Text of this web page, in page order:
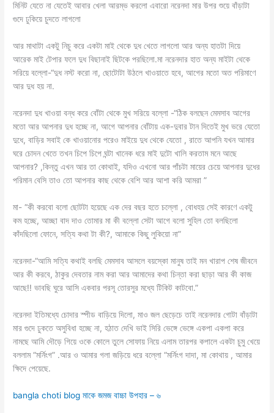
মিনিট যেতে না যেতেই আবার খেলা আরম্ভ করলো এবারো নরেনদা মার উপর শুয়ে বাঁড়াটা
গুদে ঢুকিয়ে চুদতে লাগলো
আর মাথাটা একটু নিচু করে একটা মাই থেকে দুধ খেতে লাগলো আর অন্য হাতটা দিয়ে
আরেক মাই টেপার ফলে দুধ বিছানাই ছিটকে পরছিলো.মা নরেনদার হাত অন্য মাইটা থেকে
সরিয়ে বল্লো-“দুধ নস্ট করো না, ছোটোটা উঠলে খাওয়াতে হবে, আগের মতো অত পরিমাণে
আর দুধ হয় না.
নরেনদা দুধ খাওয়া বন্ধ করে বোঁটা থেকে মুখ সরিয়ে বল্লো -“ঠিক বলছেন মেমসাব আগের
মতো আর আপনার দুধ হচ্ছে না, আগে আপনার বোঁটায় এক-দুবার টান দিতেই মুখ ভরে যেতো
দুধে, বাড়ির সবাই কে খাওয়ানোর পরেও মাইয়ে দুধ থেকে যেতো , রাতে আপনি যখন আমার
ঘরে চোদন খেতে তখন চিপে চিপে ঘন্টা খানেক ধরে মাই দুটো খালি করতাম মনে আছে
আপনার? ,কিন্তু এখন আর তা কোথাই, যদিও এখনো আর পাঁচটা মায়ের চেয়ে আপনার দুধের
পরিমান বেসি তাও তো আপনার কাছ থেকে বেশি আর আশা করি আমরা ”
মা- “কী করবো বলো ছোটটা হয়েছে এক দের বছর হতে চল্লো , বোধহয় সেই কারণে একটু
কম হচ্ছে, আচ্ছা বাদ দাও তোমার মা কী বল্লো সেটা আগে বলো সুহিল তো বলছিলো
কাঁদছিলো ফোনে, সত্যি কথা টা কী?, আমাকে কিছু লুকিয়ো না”
নরেনদা-“আমি সত্যি কথাই বলছি মেমসাব আসলে বয়স্কো মানুষ তাই মন খারাপ শেষ জীবনে
আর কী করবে, ঠাকুর দেবতার নাম করা আর আমাদের কথা চিন্তা করা ছাড়া আর কী কাজ
আছে!! ভাবছি ঘুরে আসি একবার পরসূ তোরসুর মধ্যে টিকিট কাটবো.”
নরেনদা ইতিমধ্যে চোদার স্পীড বাড়িয়ে দিলো, মাও জল ছেড়েচে তাই নরেনদার গোটা বাঁড়াটা
মার গুদে ঢুকতে অসুবিধা হচ্ছে না, হঠাত দেখি ভাই সিরি ভেঙ্গে ভেঙ্গে একপা একপা করে
নামছে আমি দৌড়ে গিয়ে ওকে কোলে তুলে সোফায় নিয়ে এলাম তারপর কপালে একটা চুমু খেয়ে
বললাম “মর্নিংগ” .আর ও আমার গলা জড়িয়ে ধরে বল্লো “মর্নিংগ দাদা, মা কোথায় , আমার
ক্ষিদে পেয়েছে.
bangla choti blog মাকে জমজ বাচ্চা উপহার – ৬